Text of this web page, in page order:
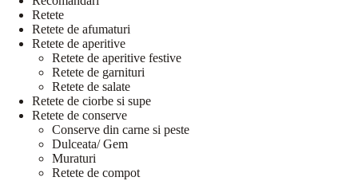
Retete
Retete de afumaturi
Retete de aperitive
Retete de aperitive festive
Retete de garnituri
Retete de salate
Retete de ciorbe si supe
Retete de conserve
Conserve din carne si peste
Dulceata/ Gem
Muraturi
Retete de compot